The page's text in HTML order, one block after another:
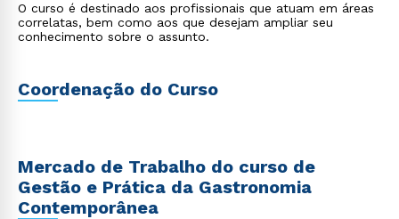
O curso é destinado aos profissionais que atuam em áreas
correlatas, bem como aos que desejam ampliar seu
conhecimento sobre o assunto.
Coordenação do Curso
Mercado de Trabalho do curso de
Gestão e Prática da Gastronomia
Contemporânea